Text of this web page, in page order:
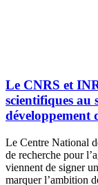
Le CNRS et
scientifiques au
développement
Le Centre National
de recherche pour
viennent de signer
marquer l’ambition